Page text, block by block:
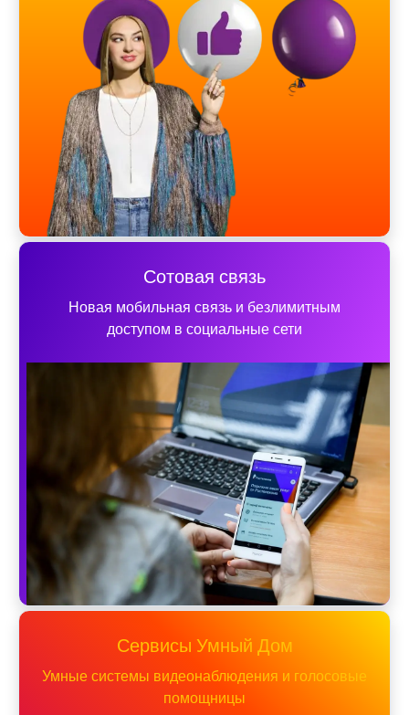
Сотовая связь
Новая мобильная связь и безлимитным
доступом в социальные сети
Сервисы Умный Дом
Умные системы видеонаблюдения и голосовые
помощницы